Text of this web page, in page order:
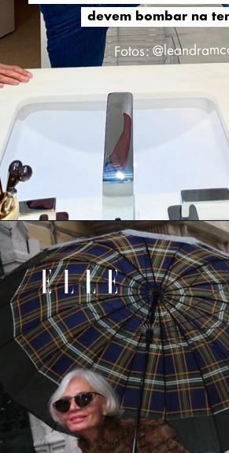
devem bombar na
devem bombar na
Fotos: